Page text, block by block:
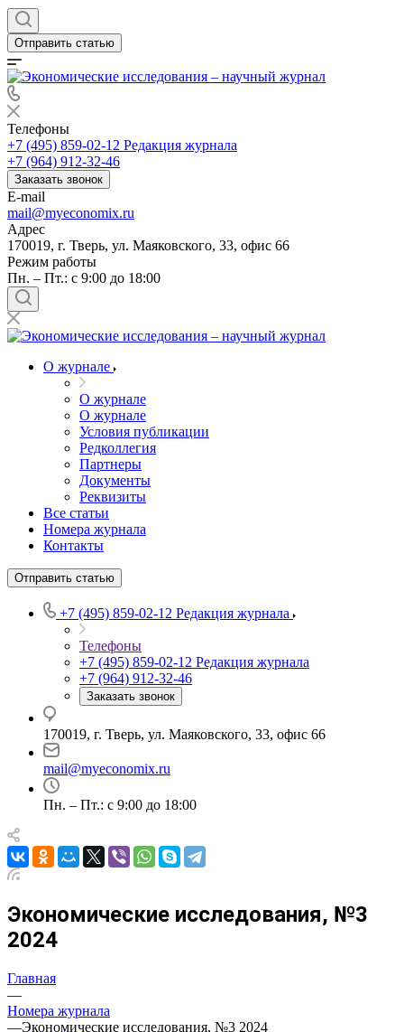
Отправить статью
Телефоны
+7 (495) 859-02-12 Редакция журнала
+7 (964) 912-32-46
Заказать звонок
E-mail
mail@myeconomix.ru
Адрес
170019, г. Тверь, ул. Маяковского, 33, офис 66
Режим работы
Пн. – Пт.: с 9:00 до 18:00
О журнале
О журнале
О журнале
Условия публикации
Редколлегия
Партнеры
Документы
Реквизиты
Все статьи
Номера журнала
Контакты
Отправить статью
+7 (495) 859-02-12 Редакция журнала
Телефоны
+7 (495) 859-02-12 Редакция журнала
+7 (964) 912-32-46
Заказать звонок
170019, г. Тверь, ул. Маяковского, 33, офис 66
mail@myeconomix.ru
Пн. – Пт.: с 9:00 до 18:00
Экономические исследования, №3
2024
Главная
—
Номера журнала
—Экономические исследования, №3 2024